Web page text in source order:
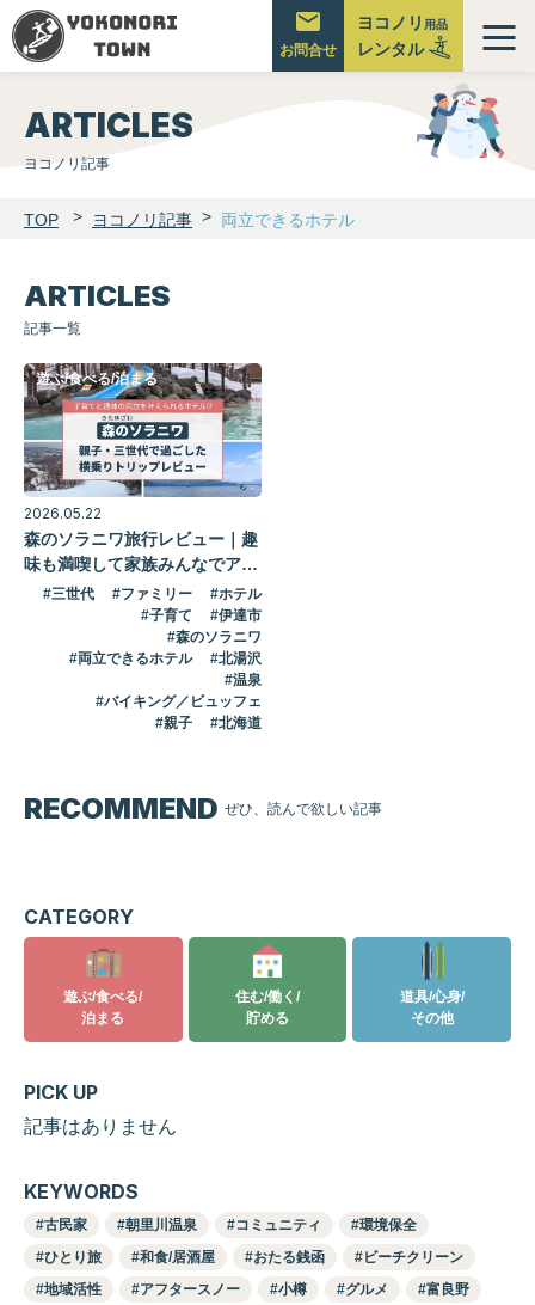
ヨコノリ 用品
レンタル
お問合せ
メ
ー
ARTICLES
ヨコノリ記事
TOP ヨコノリ記事 両立できるホテル
ARTICLES
記事一覧
遊ぶ/食べる/泊まる
2026.05.22
森のソラニワ旅行レビュー｜趣
味も満喫して家族みんなでアソ
ボーヤ！
三世代 ファミリー
ホテル
子育て
伊達市
森のソラニワ
両立できるホテル
北湯沢
温泉
バイキング／ビュッフェ
親子
北海道
RECOMMEND ぜひ、読んで欲しい記事
CATEGORY
遊ぶ/食べる/
泊まる
住む/働く/
貯める
道具/心身/
その他
PICK UP
記事はありません
KEYWORDS
古民家 朝里川温泉 コミュニティ
環境保全
ひとり旅
和食/居酒屋 おたる銭函
ビーチクリーン
地域活性
アフタースノー 小樽 グルメ
富良野